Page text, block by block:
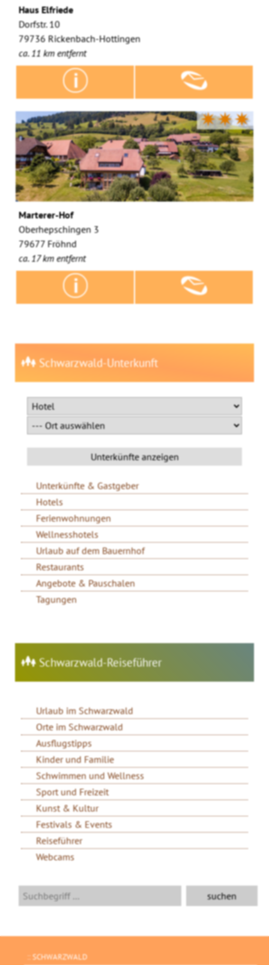
Haus Elfriede
Dorfstr. 10
79736 Rickenbach-Hottingen
ca. 11 km entfernt
✷✷✷
Marterer-Hof
Oberhepschingen 3
79677 Fröhnd
ca. 17 km entfernt
Schwarzwald-Unterkunft
Unterkünfte & Gastgeber
Hotels
Ferienwohnungen
Wellnesshotels
Urlaub auf dem Bauernhof
Restaurants
Angebote & Pauschalen
Tagungen
Schwarzwald-Reiseführer
Urlaub im Schwarzwald
Orte im Schwarzwald
Ausflugstipps
Kinder und Familie
Schwimmen und Wellness
Sport und Freizeit
Kunst & Kultur
Festivals & Events
Reiseführer
Webcams
SCHWARZWALD